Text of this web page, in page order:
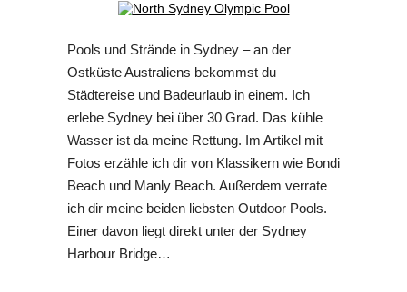
Pools und Strände in Sydney – an der
Ostküste Australiens bekommst du
Städtereise und Badeurlaub in einem. Ich
erlebe Sydney bei über 30 Grad. Das kühle
Wasser ist da meine Rettung. Im Artikel mit
Fotos erzähle ich dir von Klassikern wie Bondi
Beach und Manly Beach. Außerdem verrate
ich dir meine beiden liebsten Outdoor Pools.
Einer davon liegt direkt unter der Sydney
Harbour Bridge…